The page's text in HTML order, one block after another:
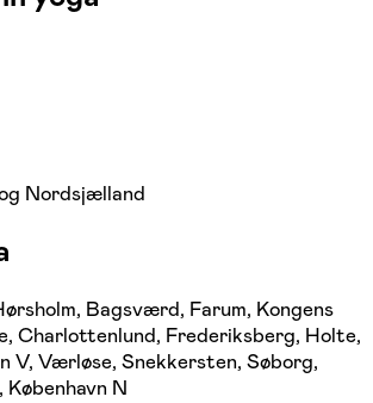
Nordsjælland
Bagsværd, Farum, Kongens
Charlottenlund, Frederiksberg, Holte,
V, Værløse, Snekkersten, Søborg,
N